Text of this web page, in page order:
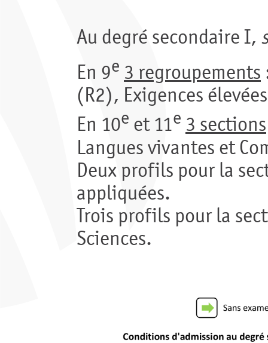
Au degré secondaire I,
En 9e 3 regroupements
(R2), Exigences
En 10e et 11e 3 sections
Langues vivantes et
Deux profils pour la
appliquées.
Trois profils pour la
Sciences.